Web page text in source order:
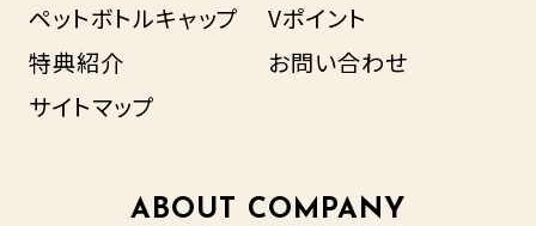
ペットボトルキャップ
Vポイント
特典紹介
お問い合わせ
サイトマップ
ABOUT COMPANY